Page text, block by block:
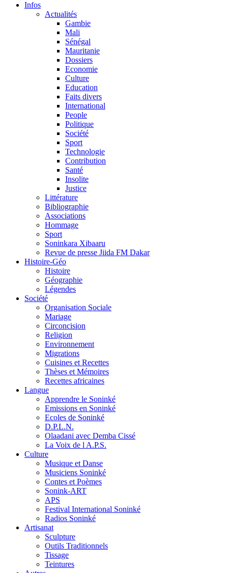
Infos
Actualités
Gambie
Mali
Sénégal
Mauritanie
Dossiers
Economie
Culture
Education
Faits divers
International
People
Politique
Société
Sport
Technologie
Contribution
Santé
Insolite
Justice
Littérature
Bibliographie
Associations
Hommage
Sport
Soninkara Xibaaru
Revue de presse Jiida FM Dakar
Histoire-Géo
Histoire
Géographie
Légendes
Société
Organisation Sociale
Mariage
Circoncision
Religion
Environnement
Migrations
Cuisines et Recettes
Thèses et Mémoires
Recettes africaines
Langue
Apprendre le Soninké
Emissions en Soninké
Ecoles de Soninké
D.P.L.N.
Olaadani avec Demba Cissé
La Voix de l A.P.S.
Culture
Musique et Danse
Musiciens Soninké
Contes et Poèmes
Sonink-ART
APS
Festival International Soninké
Radios Soninké
Artisanat
Sculpture
Outils Traditionnels
Tissage
Teintures